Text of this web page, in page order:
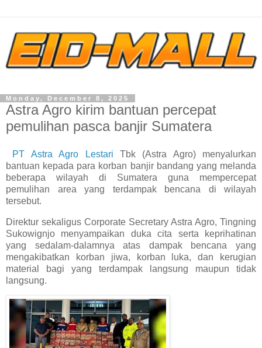
Monday, December 8, 2025
Astra Agro kirim bantuan percepat
pemulihan pasca banjir Sumatera
PT Astra Agro Lestari Tbk (Astra Agro) menyalurkan
bantuan kepada para korban banjir bandang yang melanda
beberapa wilayah di Sumatera guna mempercepat
pemulihan area yang terdampak bencana di wilayah
tersebut.
Direktur sekaligus Corporate Secretary Astra Agro, Tingning
Sukowignjo menyampaikan duka cita serta keprihatinan
yang sedalam-dalamnya atas dampak bencana yang
mengakibatkan korban jiwa, korban luka, dan kerugian
material bagi yang terdampak langsung maupun tidak
langsung.